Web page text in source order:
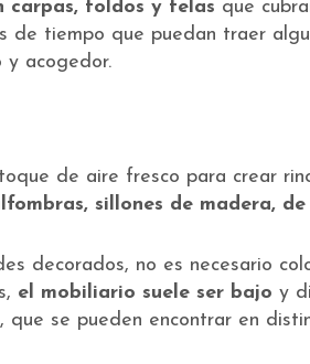
carpas, toldos y telas que
de tiempo que puedan traer
y acogedor.
de aire fresco para crear
sillones de madera,
decorados, no es necesario
el mobiliario suele ser bajo y
que se pueden encontrar en